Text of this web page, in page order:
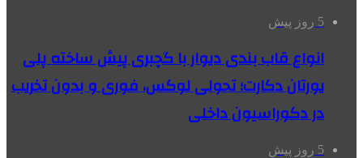
5 روز پیش
انواع قاب بندی دیوار با گچبری پیش ساخته پلی
یورتان دکارت؛ تحولی لوکس، فوری و بدون تخریب
در دکوراسیون داخلی
5 روز پیش